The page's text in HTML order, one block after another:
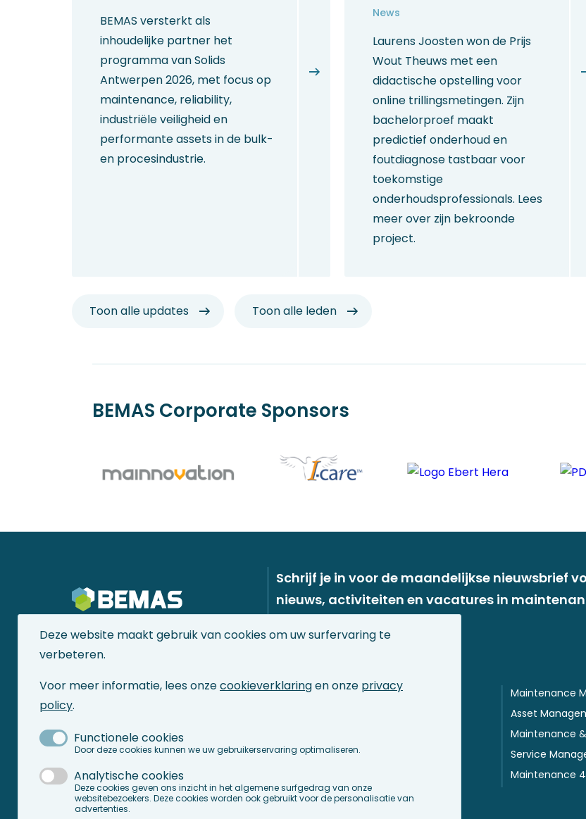
BEMAS versterkt als
inhoudelijke partner het
programma van Solids
Antwerpen 2026, met focus op
maintenance, reliability,
industriële veiligheid en
performante assets in de bulk-
en procesindustrie.
News
Laurens Joosten won de Prijs
Wout Theuws met een
didactische opstelling voor
online trillingsmetingen. Zijn
bachelorproef maakt
predictief onderhoud en
foutdiagnose tastbaar voor
toekomstige
onderhoudsprofessionals. Lees
meer over zijn bekroonde
project.
Toon alle updates Toon alle leden
BEMAS Corporate Sponsors
Schrijf je in voor de maandelijkse nieuwsbrief
nieuws, activiteiten en vacatures in
BEMAS
Avenue des Arts - Kunstlaan 6-9
België
T ​+32 2 706 85 41
info@bemas.org
Opleidings- & activiteitenkalender
Asset Performance 4.0
Maintenance
Asset
Maintenance
Service
Maintenance
Deze website maakt gebruik van cookies om uw surfervaring te
verbeteren.
Voor meer informatie, lees onze cookieverklaring en onze privacy
policy.
Functionele cookies
Door deze cookies kunnen we uw gebruikerservaring optimaliseren.
Analytische cookies
Deze cookies geven ons inzicht in het algemene surfgedrag van onze
websitebezoekers. Deze cookies worden ook gebruikt voor de personalisatie van
advertenties.